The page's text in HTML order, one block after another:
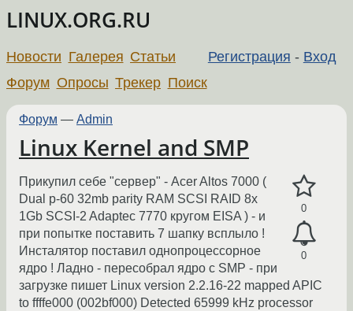
LINUX.ORG.RU
Регистрация - Вход
Новости Галерея Статьи
Форум Опросы Трекер Поиск
Форум — Admin
Linux Kernel and SMP
0
0
Прикупил себе "сервер" - Acer Altos 7000 (
Dual p-60 32mb parity RAM SCSI RAID 8x
1Gb SCSI-2 Adaptec 7770 кругом EISA ) - и
при попытке поставить 7 шапку всплыло !
Инсталятор поставил однопроцессорное
ядро ! Ладно - пересобрал ядро с SMP - при
загрузке пишет Linux version 2.2.16-22 mapped APIC
to ffffe000 (002bf000) Detected 65999 kHz processor